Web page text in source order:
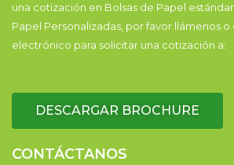
una cotización en Bolsas de Papel
Papel Personalizadas, por favor llámenos
electrónico para solicitar una cotización a:
DESCARGAR BROCHURE
CONTÁCTANOS